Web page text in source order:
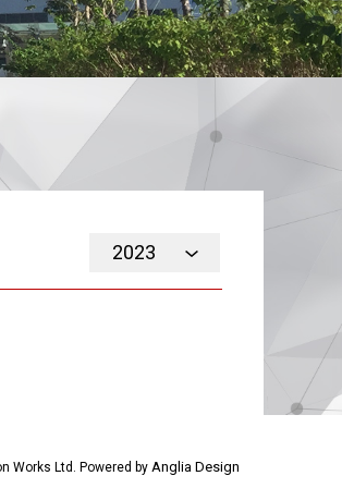
2023
Works Ltd. Powered by Anglia Design